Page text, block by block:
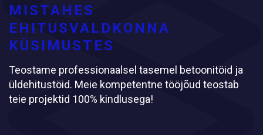
MISTAHES
EHITUSVALDKONNA
KÜSIMUSTES
Teostame professionaalsel tasemel betoonitöid ja
üldehitustöid. Meie kompetentne tööjõud teostab
teie projektid 100% kindlusega!